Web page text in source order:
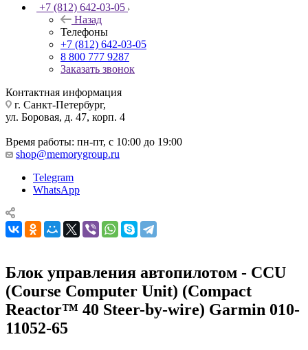
+7 (812) 642-03-05
Назад
Телефоны
+7 (812) 642-03-05
8 800 777 9287
Заказать звонок
Контактная информация
г. Санкт-Петербург,
ул. Боровая, д. 47, корп. 4
Время работы: пн-пт, с 10:00 до 19:00
shop@memorygroup.ru
Telegram
WhatsApp
Блок управления автопилотом - CCU
(Course Computer Unit) (Compact
Reactor™ 40 Steer-by-wire) Garmin 010-
11052-65